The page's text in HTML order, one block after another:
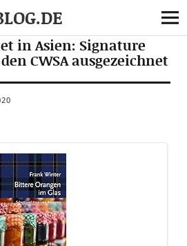
in Asien: Signature
CWSA ausgezeichnet